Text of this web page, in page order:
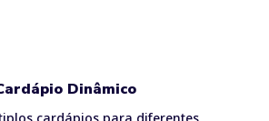
Dinâmico